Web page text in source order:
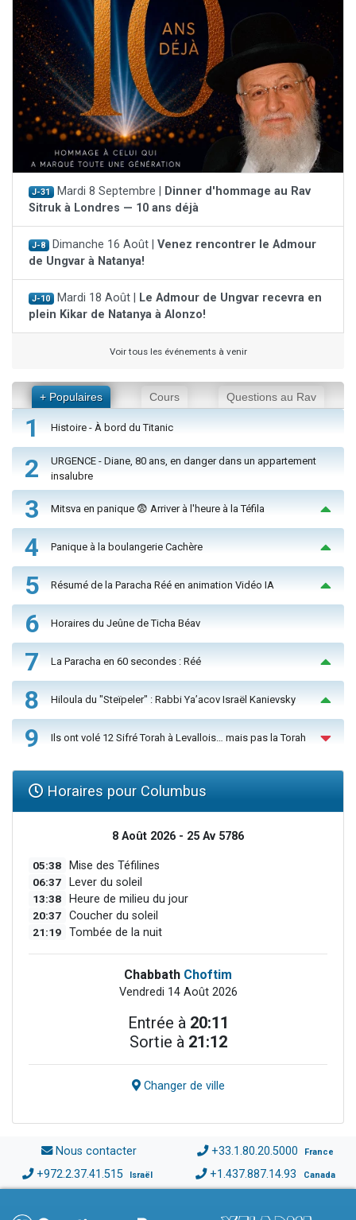
J-31 Mardi 8 Septembre |
Dinner d'hommage au Rav
Sitruk à Londres — 10 ans déjà
J-8 Dimanche 16 Août | Venez rencontrer le Admour
de Ungvar à Natanya!
J-10 Mardi 18 Août |
Le Admour de Ungvar recevra en
plein Kikar de Natanya à Alonzo!
Voir tous les événements à venir
+ Populaires Cours Questions au Rav
1 Histoire - À bord du Titanic
2
URGENCE - Diane, 80 ans, en danger dans un appartement
insalubre
3 Mitsva en panique 😨 Arriver à l'heure à la Téfila
4 Panique à la boulangerie Cachère
5 Résumé de la Paracha Réé en animation Vidéo IA
6 Horaires du Jeûne de Ticha Béav
7 La Paracha en 60 secondes : Réé
8 Hiloula du "Steïpeler" : Rabbi Ya’acov Israël Kanievsky
9 Ils ont volé 12 Sifré Torah à Levallois… mais pas la Torah
Horaires pour Columbus
8 Août 2026 - 25 Av 5786
05:38 Mise des Téfilines
06:37 Lever du soleil
13:38 Heure de milieu du jour
20:37 Coucher du soleil
21:19 Tombée de la nuit
Chabbath Choftim
Vendredi 14 Août 2026
Entrée à 20:11
Sortie à 21:12
Changer de ville
Nous contacter +33.1.80.20.5000 France
+972.2.37.41.515 Israël +1.437.887.14.93 Canada